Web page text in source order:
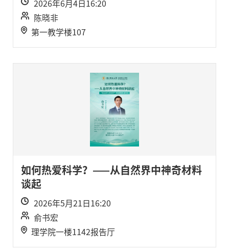
2026年6月4日16:20
陈晓非
第一教学楼107
如何热爱科学？——从自然界中神奇材料
谈起
2026年5月21日16:20
俞书宏
理学院一楼1142报告厅